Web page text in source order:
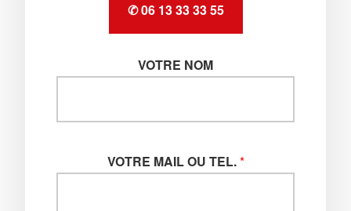
✆ 06 13 33 33 55
VOTRE NOM
VOTRE MAIL OU TEL.*